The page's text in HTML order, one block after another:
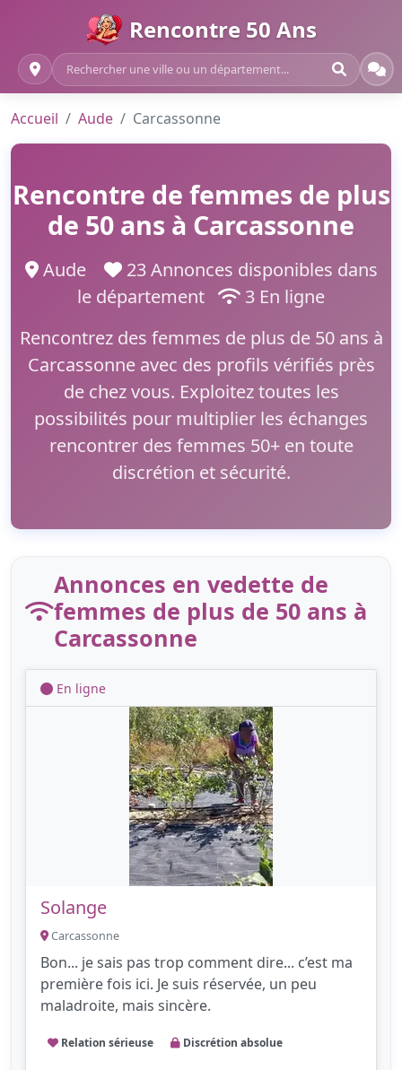
Rencontre 50 Ans
Accueil Aude Carcassonne
Rencontre de femmes de plus
de 50 ans à Carcassonne
Aude
23 Annonces disponibles dans
le département
3 En ligne
Rencontrez des femmes de plus de 50 ans à
Carcassonne avec des profils vérifiés près
de chez vous. Exploitez toutes les
possibilités pour multiplier les échanges
rencontrer des femmes 50+ en toute
discrétion et sécurité.
Annonces en vedette de
femmes de plus de 50 ans à
Carcassonne
En ligne
Solange
Carcassonne
Bon... je sais pas trop comment dire... c’est ma
première fois ici. Je suis réservée, un peu
maladroite, mais sincère.
Relation sérieuse Discrétion absolue